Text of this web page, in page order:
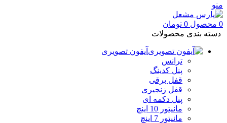
منو
0 محصول 0 تومان
دسته بندی محصولات
آیفون تصویری
ترانس
پنل کدینگ
قفل برقی
قفل زنجیری
پنل دکمه‌ ای
مانیتور 10 اینچ
مانیتور 7 اینچ